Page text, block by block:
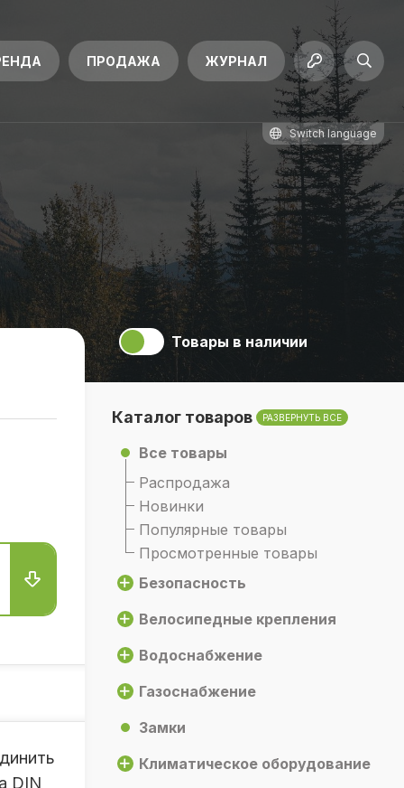
ПРОДАЖА ЖУРНАЛ
Switch language
DIN
Товары в наличии
Каталог товаров РАЗВЕРНУТЬ ВСЕ
Все товары
Распродажа
Новинки
Популярные товары
Просмотренные товары
Безопасность
Велосипедные крепления
Водоснабжение
Газоснабжение
Замки
Климатическое оборудование